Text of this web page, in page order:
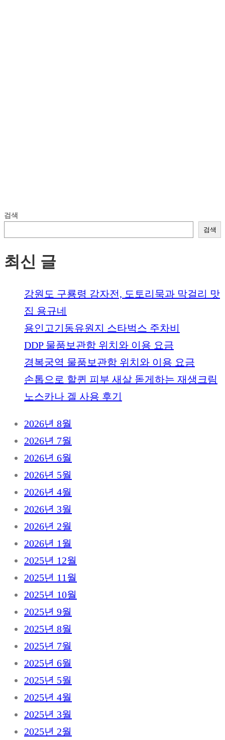
검색
검색
최신 글
강원도 구룡령 감자전, 도토리묵과 막걸리 맛
집 용규네
용인고기동유원지 스타벅스 주차비
DDP 물품보관함 위치와 이용 요금
경복궁역 물품보관함 위치와 이용 요금
손톱으로 할퀸 피부 새살 돋게하는 재생크림
노스카나 겔 사용 후기
2026년 8월
2026년 7월
2026년 6월
2026년 5월
2026년 4월
2026년 3월
2026년 2월
2026년 1월
2025년 12월
2025년 11월
2025년 10월
2025년 9월
2025년 8월
2025년 7월
2025년 6월
2025년 5월
2025년 4월
2025년 3월
2025년 2월